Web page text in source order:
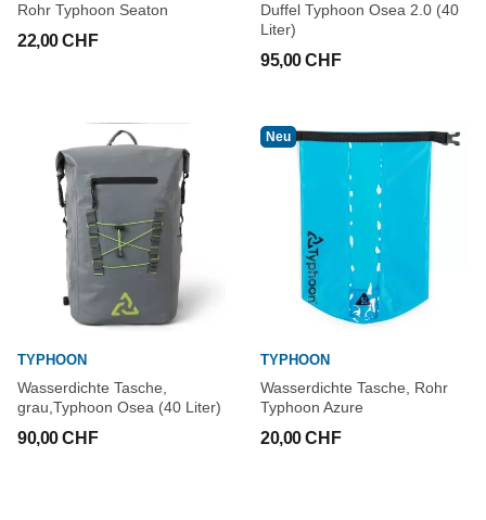
Rohr Typhoon Seaton
22,00 CHF
Duffel Typhoon Osea 2.0 (40
Liter)
95,00 CHF
TYPHOON
Wasserdichte Tasche,
grau,Typhoon Osea (40 Liter)
90,00 CHF
Neu
TYPHOON
Wasserdichte Tasche, Rohr
Typhoon Azure
20,00 CHF